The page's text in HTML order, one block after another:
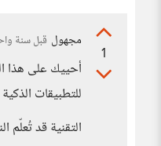
1
مجهول قبل سنة
أحييك على هذا
للتطبيقات
التقنية قد تُعلّم